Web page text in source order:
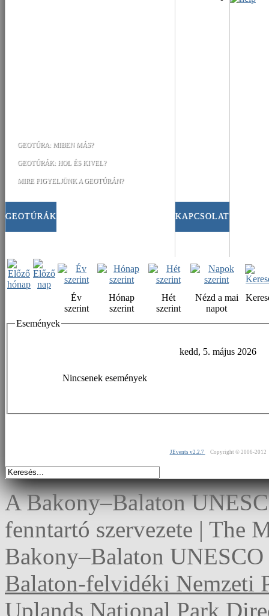
GEOTÚRÁK
GEOTÚRA: MIBEN MÁS?
GEOTÚRÁK: HOL ÉS KIVEL?
MIRE FIGYELJÜNK A GEOTÚRÁN?
KAPCSOLAT
Év
szerint
Hónap
szerint
Hét
szerint
Nézd a mai
napot
Események
kedd, 5. május 2026
Nincsenek események
JEvents v2.2.7 Copyright © 2006-2012
A Bakony–Balaton
fenntartó szervezete | The
Bakony–Balaton
Balaton-felvidéki Nemzeti
Uplands National Park